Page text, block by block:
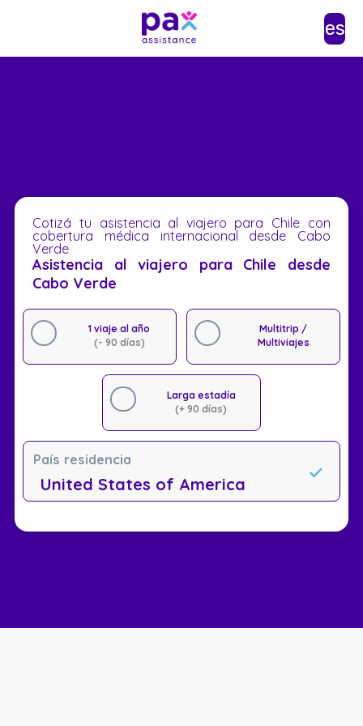
es
Cotizá tu asistencia al viajero para Chile con
cobertura médica internacional desde Cabo
Verde
Asistencia al viajero para Chile desde
Cabo Verde
1 viaje al año
(- 90 días)
Multitrip /
Multiviajes
Larga estadía
(+ 90 días)
País residencia
United States of America